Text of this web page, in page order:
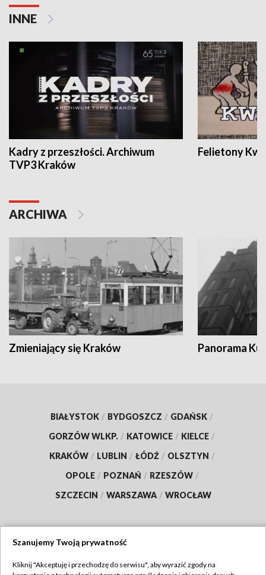
INNE
Kadry z przeszłości. Archiwum
TVP3 Kraków
Felietony
ARCHIWA
Zmieniający się Kraków Panorama
BIAŁYSTOK / BYDGOSZCZ / GDAŃSK /
GORZÓW WLKP. / KATOWICE / KIELCE /
KRAKÓW / LUBLIN / ŁÓDŹ / OLSZTYN /
OPOLE / POZNAŃ / RZESZÓW /
SZCZECIN / WARSZAWA / WROCŁAW
Szanujemy Twoją prywatność
Kliknij "Akceptuję i przechodzę do serwisu", aby wyrazić zgody na